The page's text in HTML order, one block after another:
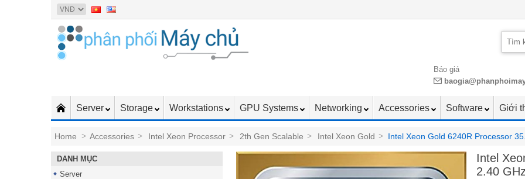
Báo giá
Server Storage Workstations GPU Systems Networking Accessories Software Giới
Home > Accessories > Intel Xeon Processor > 2th Gen Scalable > Intel Xeon Gold > Intel Xeon Gold 6240R Processor
DANH MỤC
Server
Intel
2.40